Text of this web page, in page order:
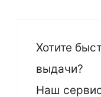
Хотите
выдачи?
Наш